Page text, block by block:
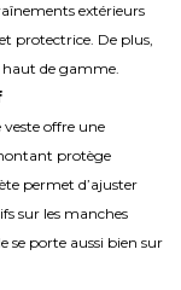
extérieurs
protectrice. De plus,
haut de gamme.
offre une
protège
permet d’ajuster
sur les manches
se porte aussi bien sur